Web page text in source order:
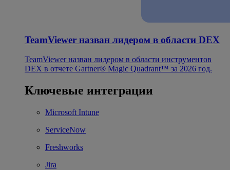
TeamViewer назван лидером в области DEX
TeamViewer назван лидером в области инструментов
DEX в отчете Gartner® Magic Quadrant™ за 2026 год.
Ключевые интеграции
Microsoft Intune
ServiceNow
Freshworks
Jira